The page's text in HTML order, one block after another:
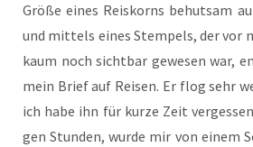
Grö­ße eines Reis­korns behut­sam
und mit­tels eines Stem­pels, der vor
kaum noch sicht­bar gewe­sen war,
mein Brief auf Rei­sen. Er flog sehr
ich habe ihn für kur­ze Zeit
gen Stun­den, wur­de mir von einem